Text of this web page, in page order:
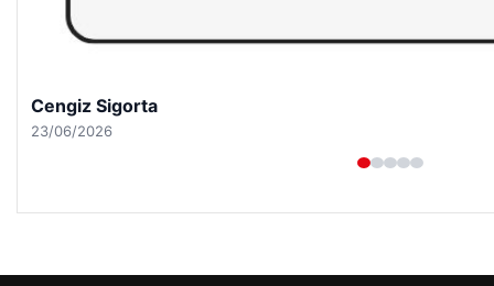
Hastaş Beton
26/05/2026